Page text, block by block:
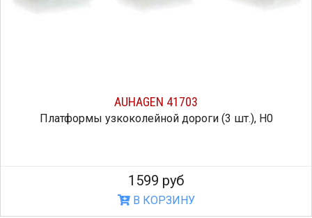
AUHAGEN 41703
Платформы узкоколейной дороги (3 шт.), H0
1599 руб
В КОРЗИНУ